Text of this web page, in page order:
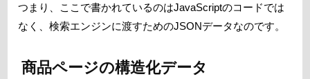
つまり、ここで書かれているのはJavaScriptのコードでは
なく、検索エンジンに渡すためのJSONデータなのです。
商品ページの構造化データ